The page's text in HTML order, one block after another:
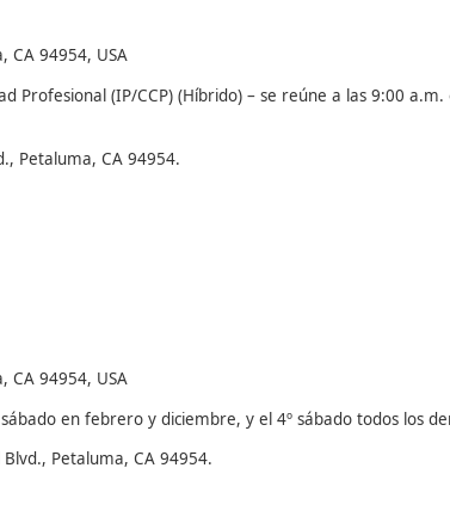
CA 94954, USA
Profesional (IP/CCP) (Híbrido) – se reúne a las 9:00
Petaluma, CA 94954.
CA 94954, USA
en febrero y diciembre, y el 4º sábado todos los
Petaluma, CA 94954.